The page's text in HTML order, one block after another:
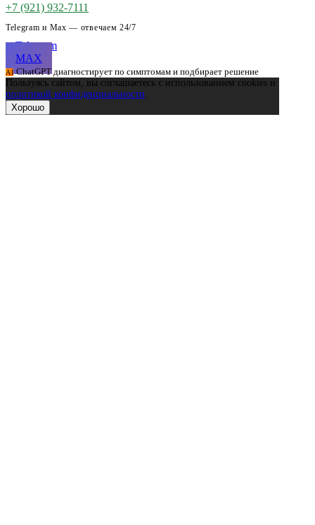
+7 (921) 932-7111
Telegram и Max — отвечаем 24/7
Telegram
MAX
AI ChatGPT диагностирует по симптомам и подбирает решение
Пользуясь сайтом, вы соглашаетесь с использованием cookies и
политикой конфиденциальности.
Хорошо